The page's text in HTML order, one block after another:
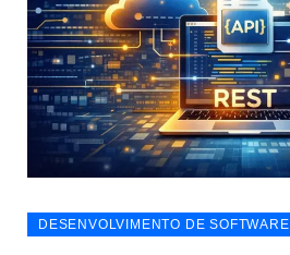
DESENVOLVIMENTO DE SOFTWARE